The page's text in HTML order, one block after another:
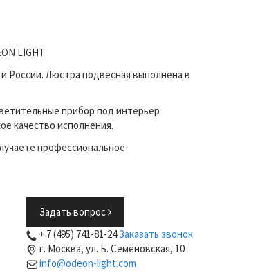
LIGHT
России. Люстра подвесная выполнена в
прибор под интерьер
качество исполнения.
профессиональное
Задать вопрос
+ 7 (495) 741-81-24Заказать звонок
г. Москва, ул. Б. Семеновская, 10
info@odeon-light.com